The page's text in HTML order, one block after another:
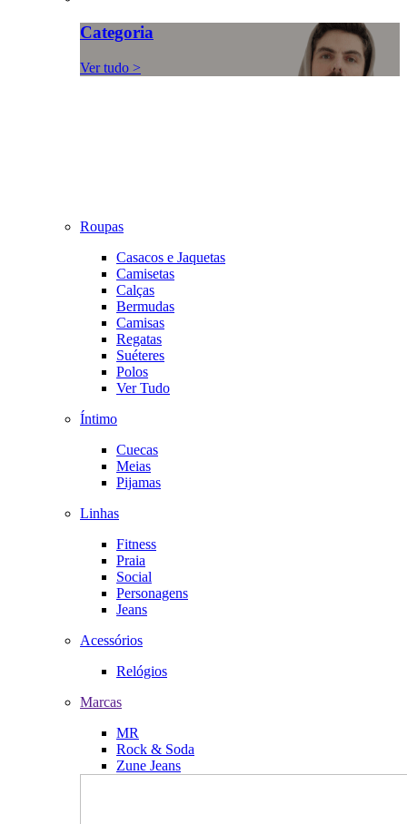
Categoria
Ver tudo >
Roupas
Casacos e Jaquetas
Camisetas
Calças
Bermudas
Camisas
Regatas
Suéteres
Polos
Ver Tudo
Íntimo
Cuecas
Meias
Pijamas
Linhas
Fitness
Praia
Social
Personagens
Jeans
Acessórios
Relógios
Marcas
MR
Rock & Soda
Zune Jeans